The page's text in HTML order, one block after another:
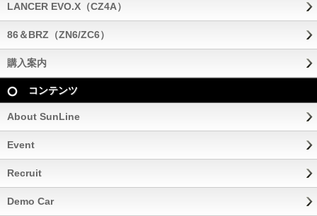
LANCER EVO.X（CZ4A）
86＆BRZ（ZN6/ZC6）
購入案内
コンテンツ
About SunLine
Event
Recruit
Demo Car